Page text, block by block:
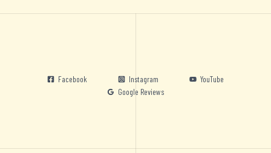
Facebook Instagram
YouTube
Google Reviews